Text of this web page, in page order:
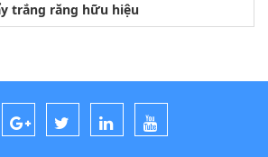
trắng răng hữu hiệu